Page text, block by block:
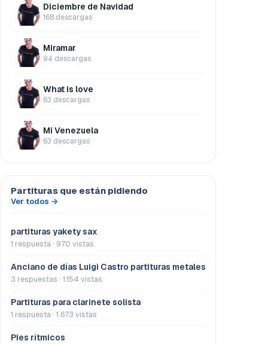
Diciembre de Navidad
168 descargas
Miramar
94 descargas
What is love
63 descargas
Mi Venezuela
63 descargas
Partituras que están pidiendo
Ver todos →
partituras yakety sax
1 respuesta · 970 vistas
Anciano de días Luigi Castro partituras metales
3 respuestas · 1.154 vistas
Partituras para clarinete solista
1 respuesta · 1.673 vistas
Pies rítmicos